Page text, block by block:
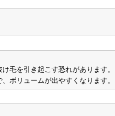
毛を引き起こす恐れがあります。
ボリュームが出やすくなります。